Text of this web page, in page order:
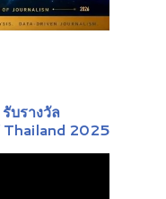
บรางวัล
Thailand 2025